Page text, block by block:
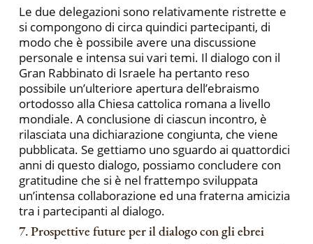
Le due delegazioni sono relativamente ristrette e
si compongono di circa quindici partecipanti, di
modo che è possibile avere una discussione
personale e intensa sui vari temi. Il dialogo con il
Gran Rabbinato di Israele ha pertanto reso
possibile un’ulteriore apertura dell’ebraismo
ortodosso alla Chiesa cattolica romana a livello
mondiale. A conclusione di ciascun incontro, è
rilasciata una dichiarazione congiunta, che viene
pubblicata. Se gettiamo uno sguardo ai quattordici
anni di questo dialogo, possiamo concludere con
gratitudine che si è nel frattempo sviluppata
un’intensa collaborazione ed una fraterna amicizia
tra i partecipanti al dialogo.
7. Prospettive future per il dialogo con gli ebrei